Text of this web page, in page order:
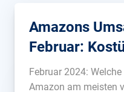
Amazons
Februar:
und Metas
Februar 2024:
Amazon am meisten